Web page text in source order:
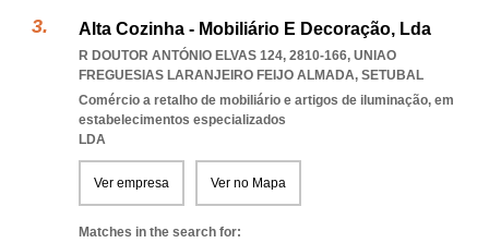
Alta Cozinha - Mobiliário E Decoração, Lda
R DOUTOR ANTÓNIO ELVAS 124, 2810-166, UNIAO
FREGUESIAS LARANJEIRO FEIJO ALMADA, SETUBAL
Comércio a retalho de mobiliário e artigos de iluminação, em
estabelecimentos especializados
LDA
Ver empresa Ver no Mapa
Matches in the search for: